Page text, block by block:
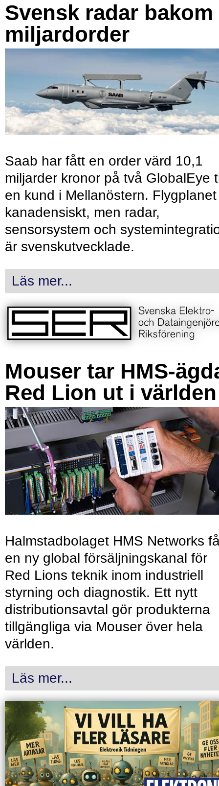
Svensk radar bakom
miljardorder
Saab har fått en order värd 10,1
miljarder kronor på två GlobalEye
en kund i Mellanöstern.
kanadensiskt, men radar,
sensorsystem och
är svenskutvecklade.
Läs mer...
Mouser tar HMS-
Red Lion ut i världen
Halmstadbolaget HMS Networks
en ny global försäljningskanal för
Red Lions teknik inom industriell
styrning och diagnostik. Ett nytt
distributionsavtal gör produkterna
tillgängliga via Mouser över hela
världen.
Läs mer...